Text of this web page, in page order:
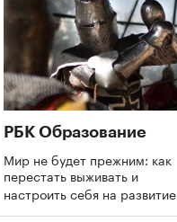
РБК Образование
Мир не будет прежним: как
перестать выживать и
настроить себя на развитие